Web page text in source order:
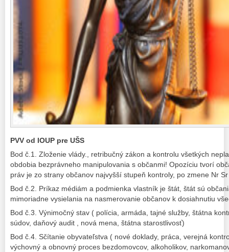
PVV od IOUP pre UŠS
Bod č.1. Zloženie vlády., retribučný zákon a kontrolu všetkých
obdobia bezprávneho manipulovania s občanmi! Opozíciu tvorí
práv je zo strany občanov najvyšší stupeň kontroly, po zmene Nr
Bod č.2. Príkaz médiám a podmienka vlastník je štát, štát sú
mimoriadne vysielania na nasmerovanie občanov k dosiahnutiu
Bod č.3. Výnimočný stav ( polícia, armáda, tajné služby, štátna
súdov, daňový audit , nová mena, štátna starostlivosť)
Bod č.4. Sčítanie obyvateľstva ( nové doklady, práca, verejná
výchovný a obnovný proces bezdomovcov, alkoholikov,